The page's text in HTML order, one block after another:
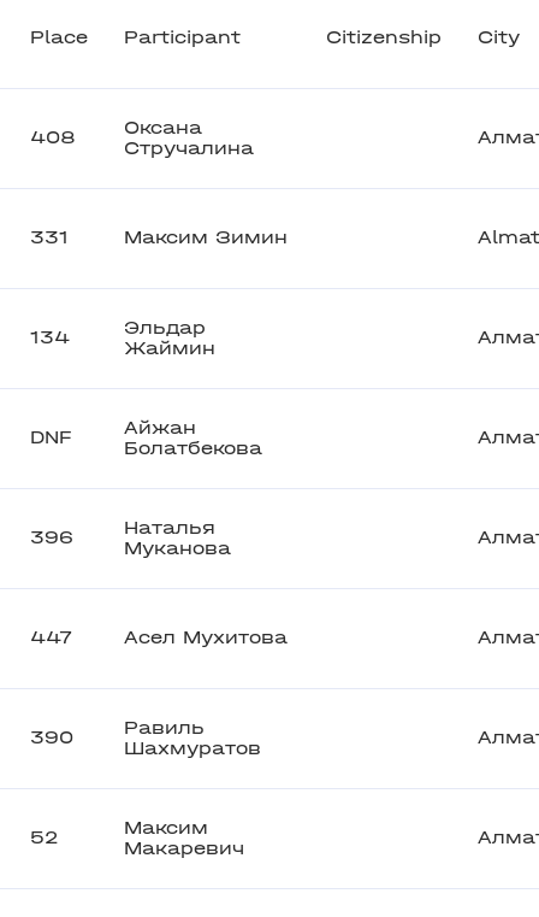
Place Participant Citizenship City
408
Оксана
Стручалина
331 Максим Зимин
134
Эльдар
Жаймин
DNF
Айжан
Болатбекова
396
Наталья
Муканова
447 Асел Мухитова
390
Равиль
Шахмуратов
52
Максим
Макаревич